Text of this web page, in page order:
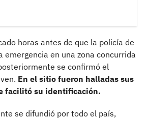
horas antes de que la policía de
emergencia en una zona concurrida
se confirmó el
En el sitio fueron halladas sus
facilitó su identificación.
se difundió por todo el país,